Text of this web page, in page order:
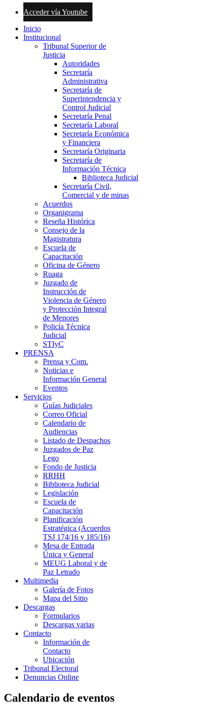
Acceder vía Youtube
Inicio
Institucional
Tribunal Superior de
Justicia
Autoridades
Secretaría
Administrativa
Secretaría de
Superintendencia y
Control Judicial
Secretaría Penal
Secretaría Laboral
Secretaría Económica
y Financiera
Secretaría Originaria
Secretaría de
Información Técnica
Biblioteca Judicial
Secretaría Civil,
Comercial y de minas
Acuerdos
Organigrama
Reseña Histórica
Consejo de la
Magistratura
Escuela de
Capacitación
Oficina de Género
Ruaga
Juzgado de
Instrucción de
Violencia de Género
y Protección Integral
de Menores
Policía Técnica
Judicial
STIyC
PRENSA
Prensa y Com.
Noticias e
Información General
Eventos
Servicios
Guías Judiciales
Correo Oficial
Calendario de
Audiencias
Listado de Despachos
Juzgados de Paz
Lego
Fondo de Justicia
RRHH
Biblioteca Judicial
Legislación
Escuela de
Capacitación
Planificación
Estratégica (Acuerdos
TSJ 174/16 y 185/16)
Mesa de Entrada
Única y General
MEUG Laboral y de
Paz Letrado
Multimedia
Galería de Fotos
Mapa del Sitio
Descargas
Formularios
Descargas varias
Contacto
Información de
Contacto
Ubicación
Tribunal Electoral
Denuncias Online
Calendario de eventos